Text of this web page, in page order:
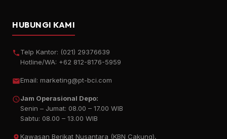
HUBUNGI KAMI
Telp Kantor: (021) 29376639
Hotline/WA: +62 812-8176-5959
Email: marketing@pt-bci.com
Jam Operasional Depo:
Senin – Jumat: 08.00 – 17.00 WIB
Sabtu: 08.00 – 13.00 WIB
Kawasan Berikat Nusantara (KBN Cakung),